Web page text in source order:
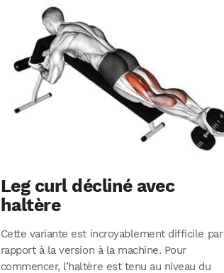
Leg curl décliné avec
haltère
Cette variante est incroyablement difficile par
rapport à la version à la machine. Pour
commencer, l’haltère est tenu au niveau du